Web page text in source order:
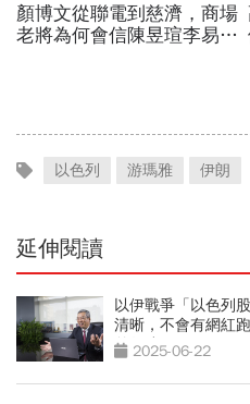
顏博文從聯電到慈濟，商場
老將為何會信陳昱瑄李易
以色列 游瑪雅 伊朗
延伸閱讀
以伊戰爭「以色列
清晰，不會有網紅
差很遠
2025-06-22